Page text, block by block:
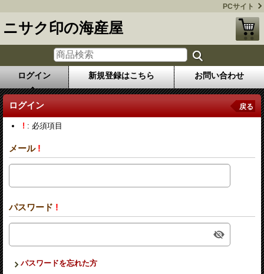
PCサイト
ニサク印の海産屋
ログイン 新規登録はこちら お問い合わせ
ログイン 戻る
! : 必須項目
メール !
パスワード !
パスワードを忘れた方